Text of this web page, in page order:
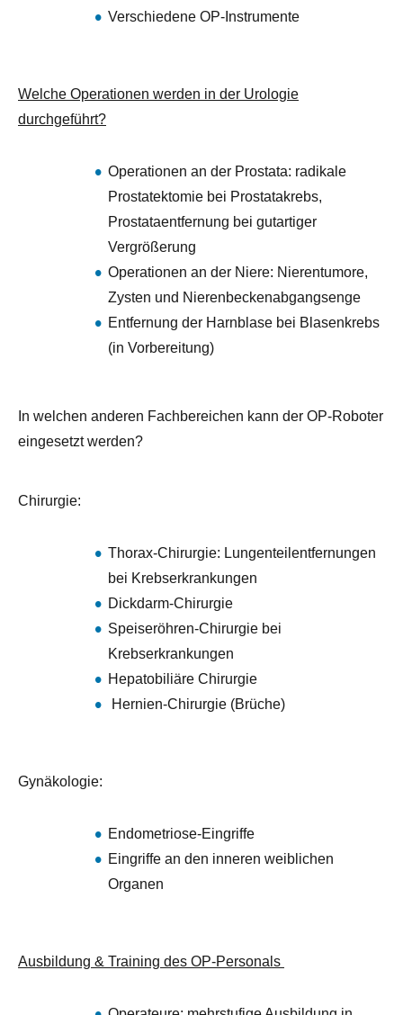
Verschiedene OP-Instrumente
Welche Operationen werden in der Urologie
durchgeführt?
Operationen an der Prostata: radikale
Prostatektomie bei Prostatakrebs,
Prostataentfernung bei gutartiger
Vergrößerung
Operationen an der Niere: Nierentumore,
Zysten und Nierenbeckenabgangsenge
Entfernung der Harnblase bei Blasenkrebs
(in Vorbereitung)
In welchen anderen Fachbereichen kann der OP-Roboter
eingesetzt werden?
Chirurgie:
Thorax-Chirurgie: Lungenteilentfernungen
bei Krebserkrankungen
Dickdarm-Chirurgie
Speiseröhren-Chirurgie bei
Krebserkrankungen
Hepatobiliäre Chirurgie
Hernien-Chirurgie (Brüche)
Gynäkologie:
Endometriose-Eingriffe
Eingriffe an den inneren weiblichen
Organen
Ausbildung & Training des OP-Personals